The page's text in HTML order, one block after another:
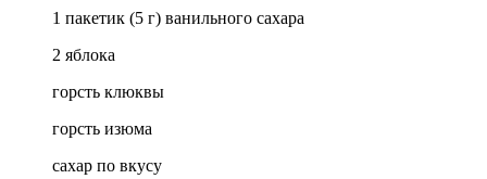
1 пакетик (5 г) ванильного сахара
2 яблока
горсть клюквы
горсть изюма
сахар по вкусу